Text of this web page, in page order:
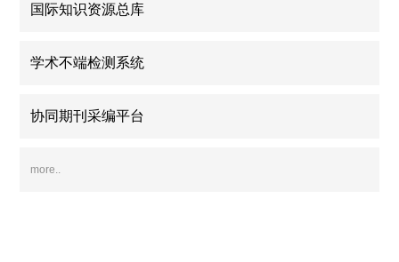
国际知识资源总库
学术不端检测系统
协同期刊采编平台
more..